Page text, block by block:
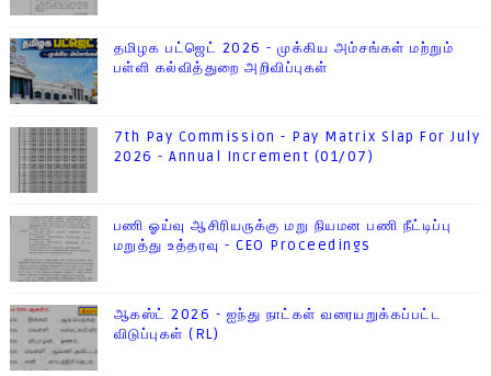
தமிழக பட்ஜெட் 2026 - முக்கிய அம்சங்கள் மற்றும்
பள்ளி கல்வித்துறை அறிவிப்புகள்
7th Pay Commission - Pay Matrix Slap For July
2026 - Annual Increment (01/07)
பணி ஓய்வு ஆசிரியருக்கு மறு நியமன பணி நீட்டிப்பு
மறுத்து உத்தரவு - CEO Proceedings
ஆகஸ்ட் 2026 - ஐந்து நாட்கள் வரையறுக்கப்பட்ட
விடுப்புகள் (RL)